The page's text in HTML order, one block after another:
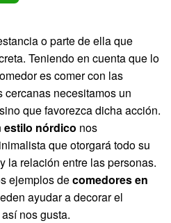
o parte de ella que
Teniendo en cuenta que lo
es comer con las
necesitamos un
que favorezca dicha acción.
estilo nórdico nos
que otorgará todo su
la relación entre las personas.
ejemplos decomedores en
ayudar a decorar el
nos gusta.